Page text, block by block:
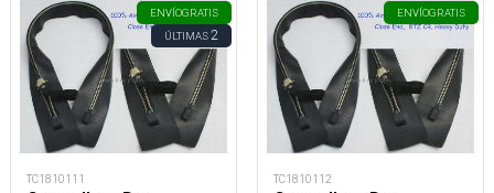
ENVÍOGRATIS
ÚLTIMAS2
TC1810111
ENVÍOGRATIS
TC1810112